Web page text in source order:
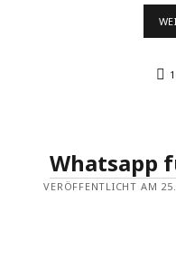
Whatsapp
VERÖFFENTLICHT AM